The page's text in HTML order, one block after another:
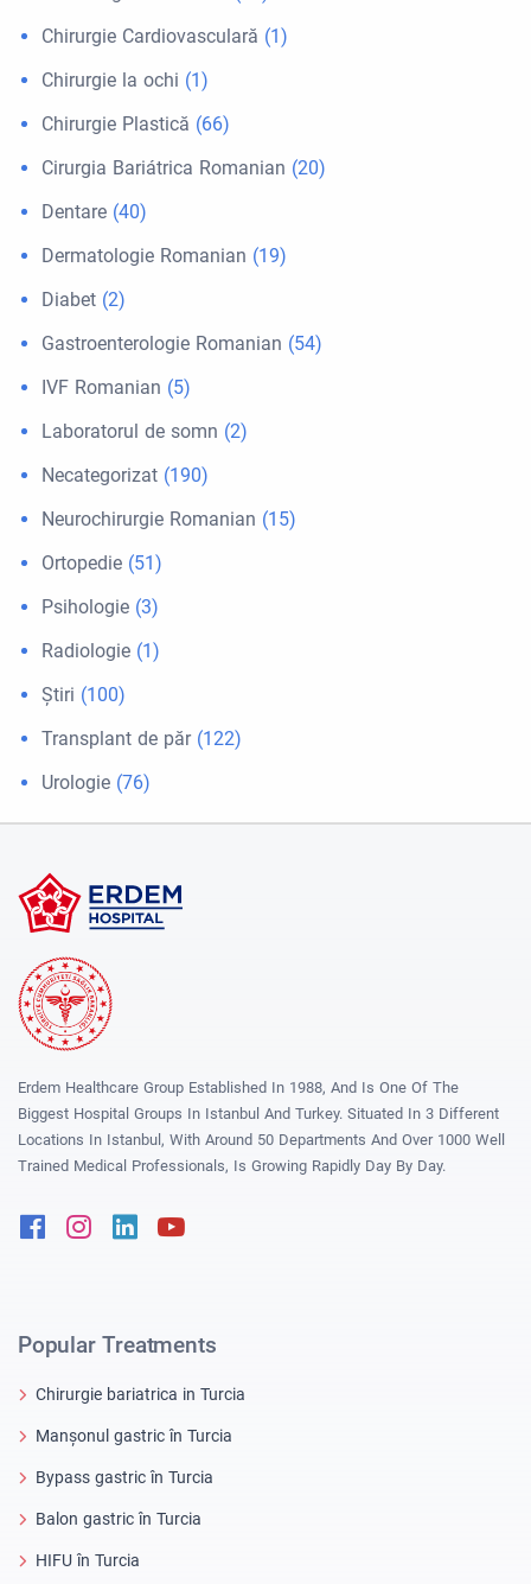
Chirurgie Cardiovasculară (1)
Chirurgie la ochi (1)
Chirurgie Plastică (66)
Cirurgia Bariátrica Romanian (20)
Dentare (40)
Dermatologie Romanian (19)
Diabet (2)
Gastroenterologie Romanian (54)
IVF Romanian (5)
Laboratorul de somn (2)
Necategorizat (190)
Neurochirurgie Romanian (15)
Ortopedie (51)
Psihologie (3)
Radiologie (1)
Ştiri (100)
Transplant de păr(122)
Urologie (76)
Erdem Healthcare Group Established In 1988, And Is One Of The
Biggest Hospital Groups In Istanbul And Turkey. Situated In 3 Different
Locations In Istanbul, With Around 50 Departments And Over 1000 Well
Trained Medical Professionals, Is Growing Rapidly Day By Day.
FacebookInstagram
Linkedin
Popular Treatments
Chirurgie bariatrica in Turcia
Manșonul gastric în Turcia
Bypass gastric în Turcia
Balon gastric în Turcia
HIFU în Turcia